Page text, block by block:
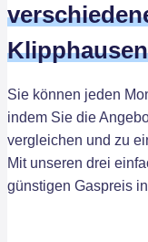
Sie können jeden
indem Sie die
vergleichen und zu
Mit unseren drei
günstigen Gaspreis